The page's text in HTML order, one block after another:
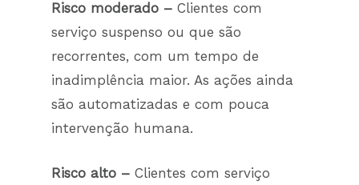
Risco moderado – Clientes com
serviço suspenso ou que são
recorrentes, com um tempo de
inadimplência maior. As ações ainda
são automatizadas e com pouca
intervenção humana.
Risco alto – Clientes com serviço